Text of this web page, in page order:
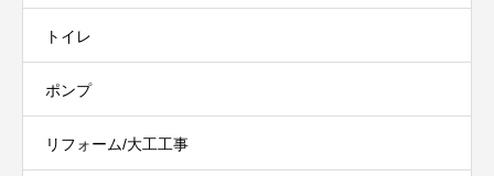
トイレ
ポンプ
リフォーム/大工工事